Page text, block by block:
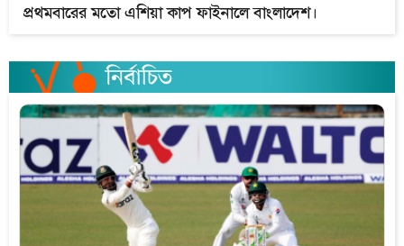
প্রথমবারের মতো এশিয়া কাপ ফাইনালে বাংলাদেশ।